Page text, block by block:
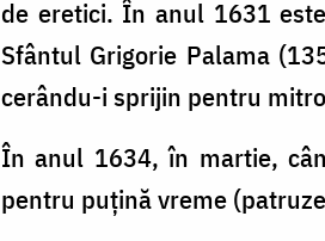
de eretici. În anul 1631
Sfântul Grigorie Palama
cerându-i sprijin pentru
În anul 1634, în martie,
pentru puțină vreme